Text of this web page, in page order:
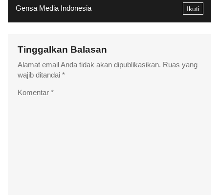
Gensa Media Indonesia Ikuti
Tinggalkan Balasan
Alamat email Anda tidak akan dipublikasikan. Ruas yang
wajib ditandai *
Komentar *